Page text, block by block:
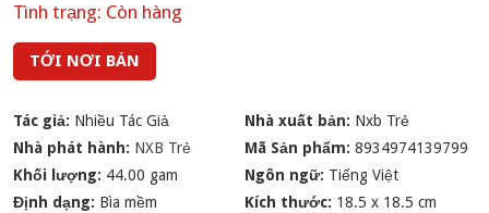
Tình trạng: Còn hàng
TỚI NƠI BÁN
Tác giả: Nhiều Tác Giả Nhà xuất bản: Nxb Trẻ
Nhà phát hành: NXB Trẻ Mã Sản phẩm: 8934974139799
Khối lượng: 44.00 gam Ngôn ngữ: Tiếng Việt
Định dạng: Bìa mềm Kích thước: 18.5 x 18.5 cm